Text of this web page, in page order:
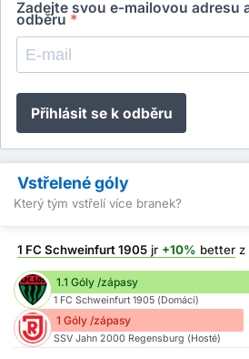
Zadejte svou e-mailovou adresu
odběru *
Přihlásit se k odběru
Vstřelené góly
Který tým vstřelí více branek?
1 FC Schweinfurt 1905 jr +10% better z
1.1 Góly /zápasy
1 FC Schweinfurt 1905 (Domácí)
1 Góly /zápasy
SSV Jahn 2000 Regensburg (Hosté)